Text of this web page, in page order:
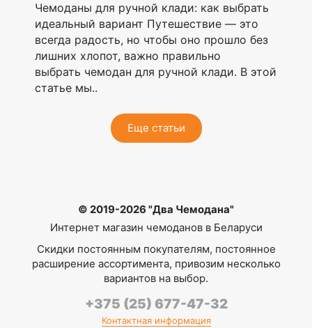
Чемоданы для ручной клади: как выбрать
идеальный вариант Путешествие — это
всегда радость, но чтобы оно прошло без
лишних хлопот, важно правильно
выбрать чемодан для ручной клади. В этой
статье мы..
Еще статьи
© 2019-2026 "Два Чемодана"
Интернет магазин чемоданов в Беларуси
Скидки постоянным покупателям, постоянное
расширение ассортимента, привозим несколько
вариантов на выбор.
+375 (25) 677-47-32
Контактная информация